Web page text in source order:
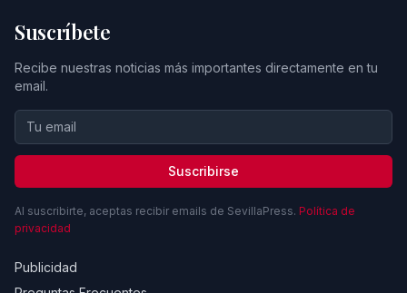
Suscríbete
Recibe nuestras noticias más importantes directamente en tu
email.
Suscribirse
Al suscribirte, aceptas recibir emails de SevillaPress. Política de
privacidad
Publicidad